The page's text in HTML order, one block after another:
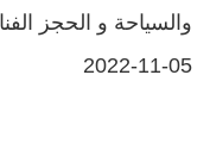
والسياحة و الحجز
2022-11-05